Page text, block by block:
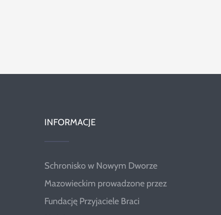
INFORMACJE
Schronisko w Nowym Dworze
Mazowieckim prowadzone przez
Fundację Przyjaciele Braci